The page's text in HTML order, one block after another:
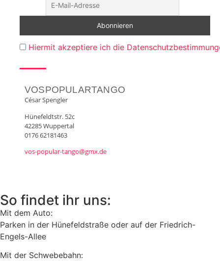
Hiermit akzeptiere ich die
VOSPOPULARTANGO
César Spengler
Hünefeldtstr. 52c
42285 Wuppertal
0176 62181463
vos-popular-tango@gmx.de
So findet ihr uns:
Mit dem Auto:
Parken in der Hünefeldstraße oder auf der Friedrich-
Engels-Allee
Mit der Schwebebahn: